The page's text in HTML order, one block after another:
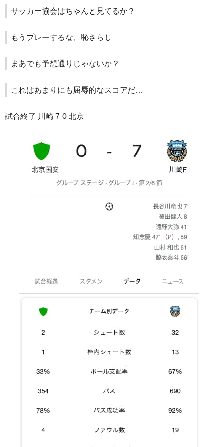
サッカー協会はちゃんと見てるか？
もうプレーするな、恥さらし
まあでも予想通りじゃないか？
これはあまりにも屈辱的なスコアだ…
試合終了 川崎 7-0 北京